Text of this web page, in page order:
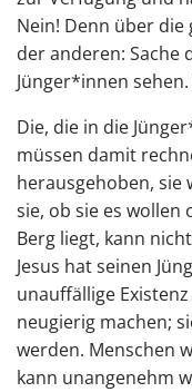
Nein! Denn über die
der anderen: Sache
Jünger*innen
Die, die in die
müssen damit
herausgehoben, sie
sie, ob sie es wollen
Berg liegt, kann
Jesus hat seinen
unauffällige
neugierig machen;
werden. Menschen
kann unangenehm